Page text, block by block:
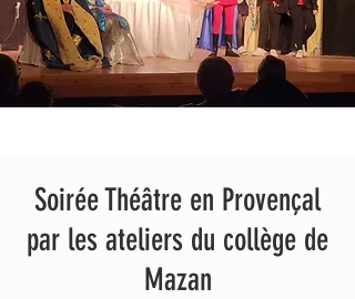
Soirée Théâtre en Provençal
par les ateliers du collège de
Mazan